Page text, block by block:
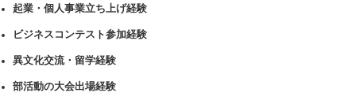
起業・個人事業立ち上げ経験
ビジネスコンテスト参加経験
異文化交流・留学経験
部活動の大会出場経験